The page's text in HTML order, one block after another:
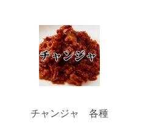
カテゴリー一覧
チャンジャ 各種